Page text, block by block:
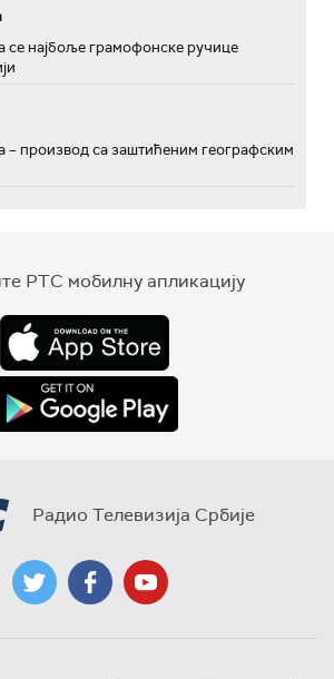
се најбоље грамофонске ручице
– производ са заштићеним географским
РТС мобилну апликацију
Радио Телевизија Србије